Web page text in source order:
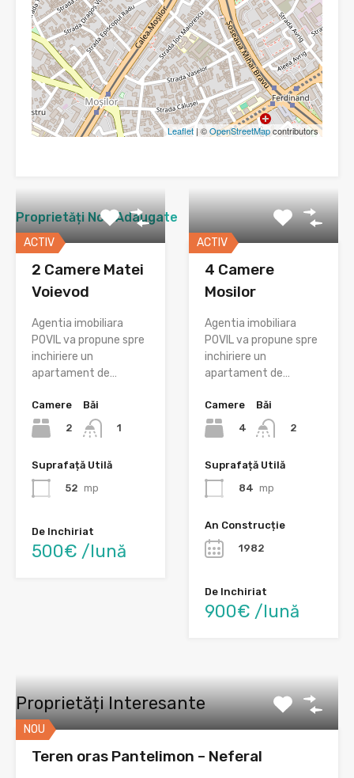
Leaflet | ©OpenStreetMapcontributors
Proprietăți Nou Adaugate
ACTIV
2 Camere Matei
Voievod
Agentia imobiliara
POVIL va propune spre
inchiriere un
apartament de…
Camere
2
Băi
1
Suprafață Utilă
52 mp
De Inchiriat
500€ /lună
ACTIV
4 Camere
Mosilor
Agentia imobiliara
POVIL va propune spre
inchiriere un
apartament de…
Camere
4
Băi
2
Suprafață Utilă
84 mp
An Construcție
1982
De Inchiriat
900€ /lună
Proprietăți Interesante
NOU
Teren oras Pantelimon – Neferal